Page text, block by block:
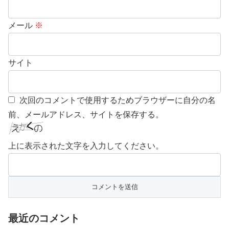
メール ※
サイト
次回のコメントで使用するためブラウザーに自分の名
前、メールアドレス、サイトを保存する。
上に表示された文字を入力してください。
最近のコメント